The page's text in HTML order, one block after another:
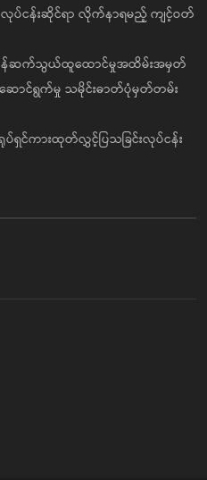
လုပ်ငန်းဆိုင်ရာ လိုက်နာရမည့် ကျင့်ဝတ်
တမန်ဆက်သွယ်ထူထောင်မှုအထိမ်းအမှတ်
င်းဆောင်ရွက်မှု သမိုင်းဓာတ်ပုံမှတ်တမ်း
ကားထုတ်လွှင့်ပြသခြင်းလုပ်ငန်း